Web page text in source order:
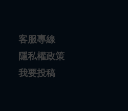
客服專線
隱私權政策
我要投稿